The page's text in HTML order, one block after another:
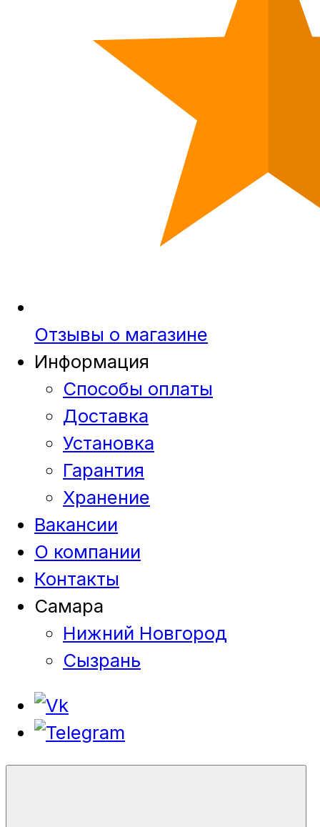
Отзывы о магазине
Информация
Способы оплаты
Доставка
Установка
Гарантия
Хранение
Вакансии
О компании
Контакты
Самара
Нижний Новгород
Сызрань